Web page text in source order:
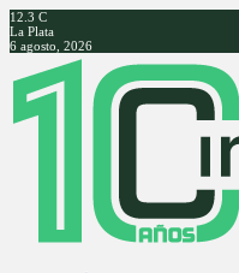
12.3 C
La Plata
6 agosto, 2026
Facebook
Twitter
Instagram
Youtube